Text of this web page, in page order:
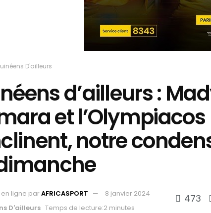
D'ailleurs
d’ailleurs :
et l’Olympiacos
notre
en ligne parAFRICASPORT
8 janvier 2024
D'ailleurs Temps de lecture:2 minutes
473